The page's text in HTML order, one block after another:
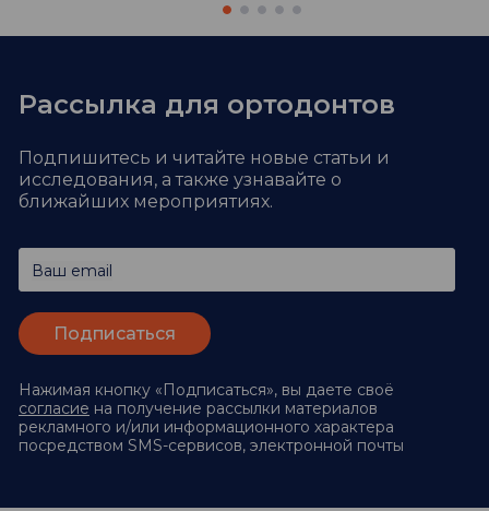
Рассылка для ортодонтов
Подпишитесь и читайте новые статьи и
исследования, а также узнавайте о
ближайших мероприятиях.
Ваш email
Нажимая кнопку «Подписаться», вы даете своё
согласие на получение рассылки материалов
рекламного и/или информационного характера
посредством SMS-сервисов, электронной почты